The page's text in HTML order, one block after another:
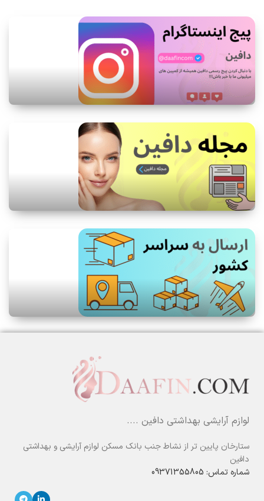
لوازم آرایشی بهداشتی دافین ....
ستارخان پایین تر از نشاط جنب بانک مسکن لوازم آرایشی و بهداشتی
دافین
شماره تماس: 09371355805